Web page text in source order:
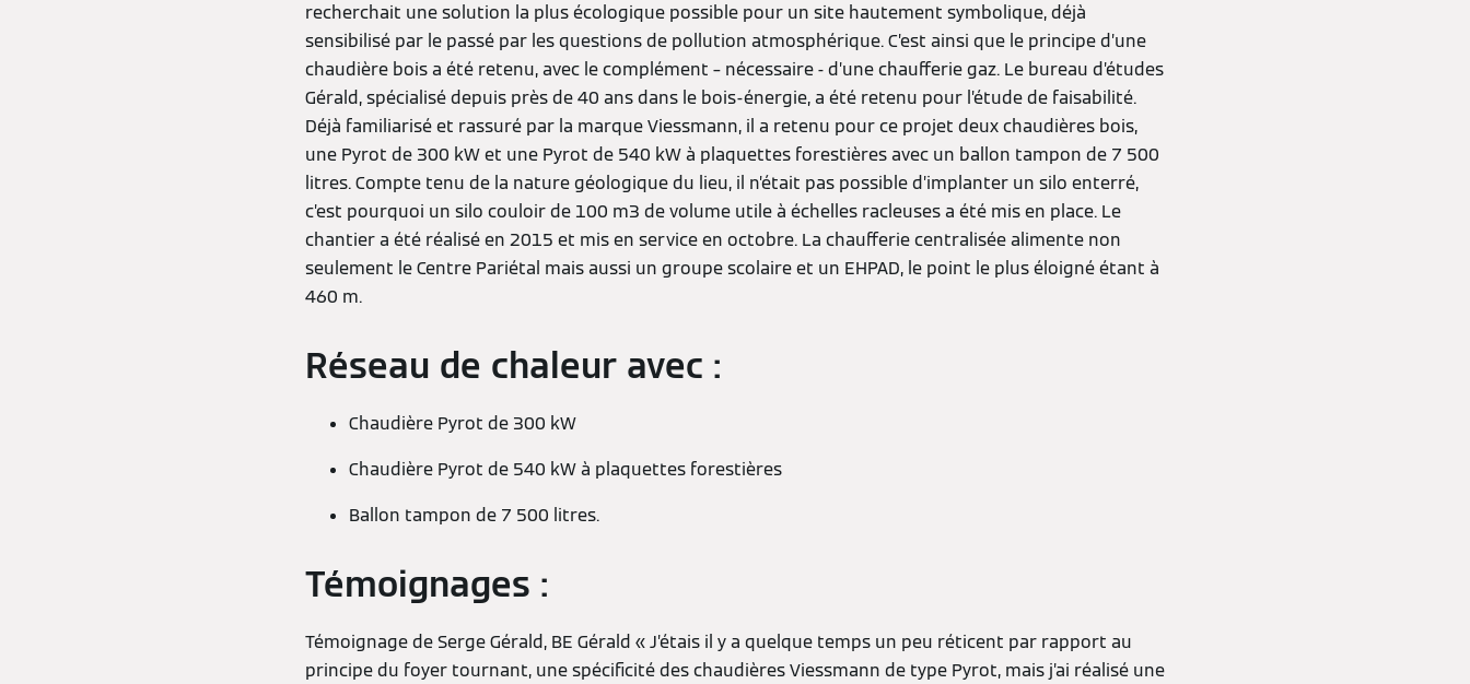
recherchait une solution la plus écologique possible pour un site hautement symbolique, déjà
sensibilisé par le passé par les questions de pollution atmosphérique. C’est ainsi que le principe d’une
chaudière bois a été retenu, avec le complément – nécessaire - d’une chaufferie gaz. Le bureau d’études
Gérald, spécialisé depuis près de 40 ans dans le bois-énergie, a été retenu pour l’étude de faisabilité.
Déjà familiarisé et rassuré par la marque Viessmann, il a retenu pour ce projet deux chaudières bois,
une Pyrot de 300 kW et une Pyrot de 540 kW à plaquettes forestières avec un ballon tampon de 7 500
litres. Compte tenu de la nature géologique du lieu, il n’était pas possible d’implanter un silo enterré,
c’est pourquoi un silo couloir de 100 m3 de volume utile à échelles racleuses a été mis en place. Le
chantier a été réalisé en 2015 et mis en service en octobre. La chaufferie centralisée alimente non
seulement le Centre Pariétal mais aussi un groupe scolaire et un EHPAD, le point le plus éloigné étant à
460 m.
Réseau de chaleur avec :
Chaudière Pyrot de 300 kW
Chaudière Pyrot de 540 kW à plaquettes forestières
Ballon tampon de 7 500 litres.
Témoignages :
Témoignage de Serge Gérald, BE Gérald « J’étais il y a quelque temps un peu réticent par rapport au
principe du foyer tournant, une spécificité des chaudières Viessmann de type Pyrot, mais j’ai réalisé une